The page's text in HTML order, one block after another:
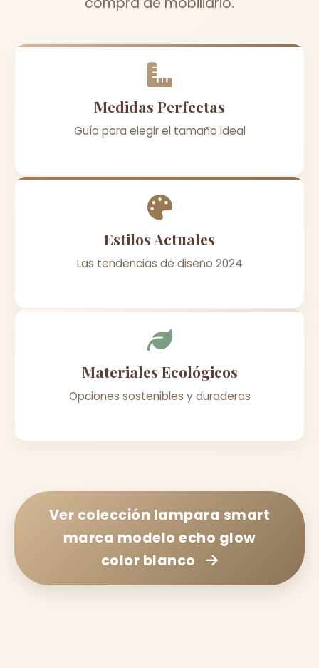
Medidas Perfectas
Guía para elegir el tamaño ideal
Estilos Actuales
Las tendencias de diseño 2024
Materiales Ecológicos
Opciones sostenibles y duraderas
Ver colección lampara smart
marca modelo echo glow
color blanco